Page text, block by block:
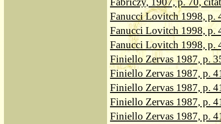
Fanucci Lovitch 1998, p.
Fanucci Lovitch 1998, p.
Fanucci Lovitch 1998, p.
Finiello Zervas 1987, p.
Finiello Zervas 1987, p.
Finiello Zervas 1987, p.
Finiello Zervas 1987, p.
Finiello Zervas 1987, p.